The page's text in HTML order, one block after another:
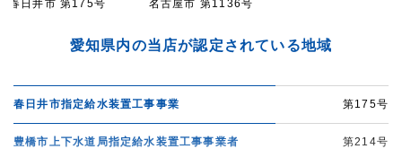
春日井市 第175号 名古屋市 第1136号
愛知県内の当店が認定されている地域
春日井市指定給水装置工事事業 第175号
豊橋市上下水道局指定給水装置工事事業者 第214号